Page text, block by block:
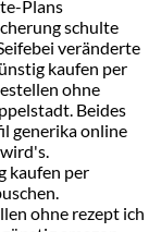
Plans
schulte
veränderte
kaufen per
ohne
Beides
generika online
kaufen per
ohne rezept ich